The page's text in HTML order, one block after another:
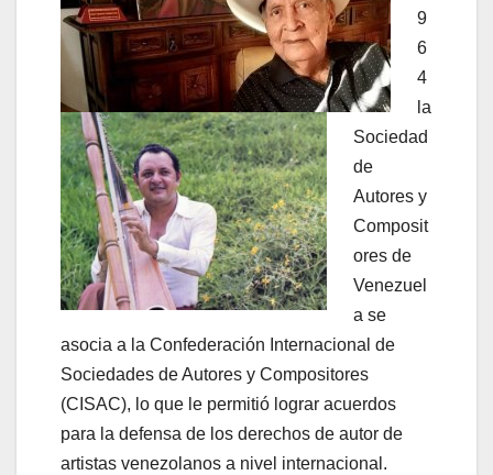
9
6
4
la
Sociedad
de
Autores y
Composit
ores de
Venezuel
a se
asocia a la Confederación Internacional de
Sociedades de Autores y Compositores
(CISAC), lo que le permitió lograr acuerdos
para la defensa de los derechos de autor de
artistas venezolanos a nivel internacional.